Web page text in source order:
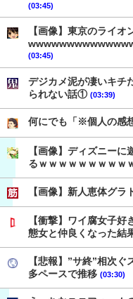
(03:45)
【画像】東京のライオ
(03:45)
デジカメ泥が凄いキチ
られない話① (03:39)
何にでも「※個人の感
【画像】ディズニー
るｗｗｗｗｗｗｗｗｗ
【画像】新人恵体グ
【衝撃】ワイ腐女子
態女と仲良くなった結
【悲報】”サ終”相次
多ペースで推移 (03:30)